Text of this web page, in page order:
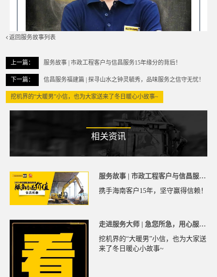
返回服务故事列表
上一篇： 服务故事 | 市政工程客户与信昌服务15年缘分的背后！
下一篇： 信昌服务福建篇 | 探寻山水之钟灵毓秀，品味服务之信守无忧！
挖机界的“大暖男”小信，也为大家送来了冬日暖心小故事~
相关资讯
服务故事 | 市政工程客户与信昌服务
15...
携手海南客户15年，坚守赢得信赖！
走进服务大师 | 急您所急，用心服
务，...
挖机界的“大暖男”小信，也为大家送
来了冬日暖心小故事~
陕西省汉中市用户 189****7826咨询了卡特挖掘机【国四】的价